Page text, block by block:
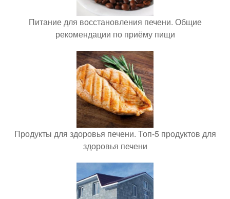
Питание для восстановления печени. Общие
рекомендации по приёму пищи
Продукты для здоровья печени. Топ-5 продуктов для
здоровья печени